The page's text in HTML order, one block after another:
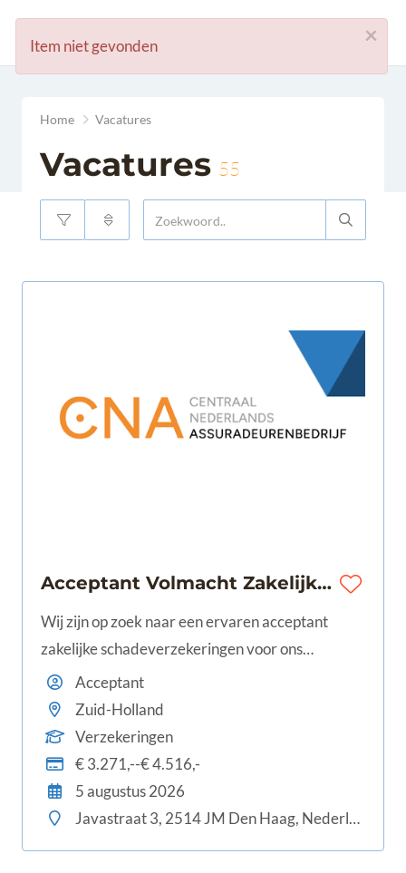
Home Vacatures
Vacatures 55
Acceptant Volmacht Zakelijke Verzekeringen | Den Haag | € 3.271 - € 4.516 | 24-40 uur
Wij zijn op zoek naar een ervaren acceptant
zakelijke schadeverzekeringen voor ons
volmachtbedrijf. Ter versterking van ons team
zoeken wij iemand die van aanpakken weet en
zijn of haar kennis graag inzet binnen het
zakelijke domein. In deze rol lever je
Acceptant
Zuid-Holland
Verzekeringen
€ 3.271,--€ 4.516,-
5 augustus 2026
Javastraat 3, 2514 JM Den Haag, Nederland
×
Item niet gevonden